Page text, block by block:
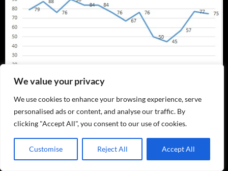
We value your privacy
We use cookies to enhance your browsing experience, serve
personalised ads or content, and analyse our traffic. By
clicking "Accept All", you consent to our use of cookies.
Customise Reject All Accept All
VERTALER